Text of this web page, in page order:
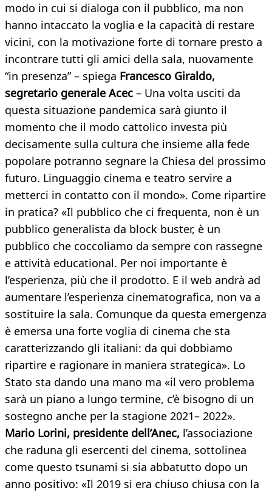
modo in cui si dialoga con il pubblico, ma non
hanno intaccato la voglia e la capacità di restare
vicini, con la motivazione forte di tornare presto a
incontrare tutti gli amici della sala, nuovamente
“in presenza” – spiega Francesco Giraldo,
segretario generale Acec – Una volta usciti da
questa situazione pandemica sarà giunto il
momento che il modo cattolico investa più
decisamente sulla cultura che insieme alla fede
popolare potranno segnare la Chiesa del prossimo
futuro. Linguaggio cinema e teatro servire a
metterci in contatto con il mondo». Come ripartire
in pratica? «Il pubblico che ci frequenta, non è un
pubblico generalista da block buster, è un
pubblico che coccoliamo da sempre con rassegne
e attività educational. Per noi importante è
l’esperienza, più che il prodotto. E il web andrà ad
aumentare l’esperienza cinematografica, non va a
sostituire la sala. Comunque da questa emergenza
è emersa una forte voglia di cinema che sta
caratterizzando gli italiani: da qui dobbiamo
ripartire e ragionare in maniera strategica». Lo
Stato sta dando una mano ma «il vero problema
sarà un piano a lungo termine, c’è bisogno di un
sostegno anche per la stagione 2021– 2022».
Mario Lorini, presidente dell’Anec, l’associazione
che raduna gli esercenti del cinema, sottolinea
come questo tsunami si sia abbatutto dopo un
anno positivo: «Il 2019 si era chiuso chiusa con la